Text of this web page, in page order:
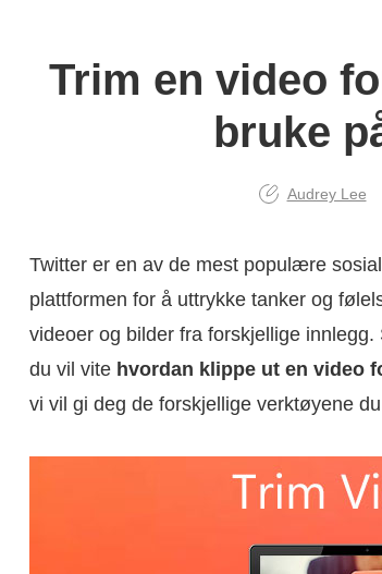
Trim en video
bruke
Audrey Lee
Twitter er en av de mest populære
plattformen for å uttrykke tanker og
videoer og bilder fra forskjellige
du vil vite hvordan klippe ut en video
vi vil gi deg de forskjellige verktøyene